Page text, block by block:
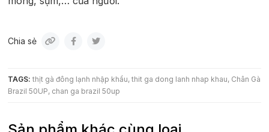
Chia sẻ
TAGS: thịt gà đông lạnh nhập khẩu thit ga dong lanh nhap khau Chân Gà
Brazil 50UP chan ga brazil 50up